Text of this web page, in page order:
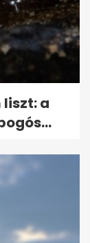
liszt: a